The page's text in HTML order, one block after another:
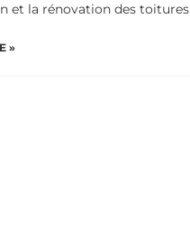
et la rénovation des toitures
»